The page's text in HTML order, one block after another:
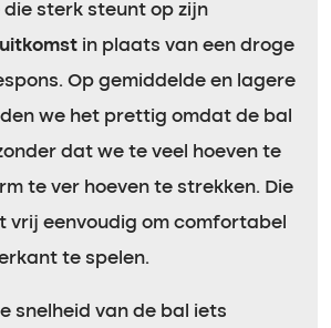
sterk steunt op zijn
in plaats van een droge
Op gemiddelde en lagere
we het prettig omdat de bal
dat we te veel hoeven te
te ver hoeven te strekken. Die
vrij eenvoudig om comfortabel
te spelen.
snelheid van de bal iets